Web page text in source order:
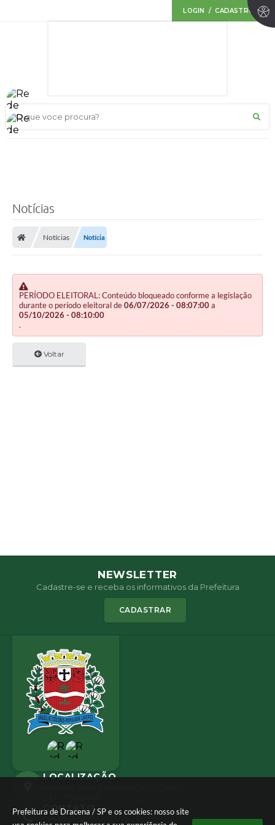
Prefeitura de Dracena / SP e os cookies: nosso site
LOGIN / CADASTRO
O que voce procura?
Notícias
Notícias Notícia
PERÍODO ELEITORAL: Conteúdo bloqueado conforme a legislação
durante o período eleitoral de06/07/2026 - 08:07:00a
05/10/2026 - 08:10:00
.
Voltar
NEWSLETTER
Cadastre-se e receba os informativos da Prefeitura
CADASTRAR
LOCALIZAÇÃO
CONTATO